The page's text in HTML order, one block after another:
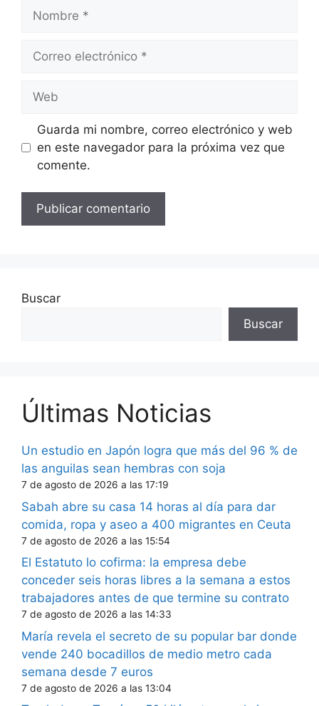
electrónico
Guarda mi nombre, correo electrónico y web
en este navegador para la próxima vez que
comente.
Buscar
Buscar
Últimas Noticias
Un estudio en Japón logra que más del 96 % de
las anguilas sean hembras con soja
7 de agosto de 2026 a las 17:19
Sabah abre su casa 14 horas al día para dar
comida, ropa y aseo a 400 migrantes en Ceuta
7 de agosto de 2026 a las 15:54
El Estatuto lo cofirma: la empresa debe
conceder seis horas libres a la semana a estos
trabajadores antes de que termine su contrato
7 de agosto de 2026 a las 14:33
María revela el secreto de su popular bar donde
vende 240 bocadillos de medio metro cada
semana desde 7 euros
7 de agosto de 2026 a las 13:04